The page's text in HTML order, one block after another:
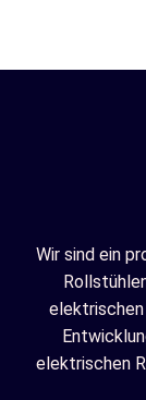
Wir sind ein
elektrischen
elektrischen